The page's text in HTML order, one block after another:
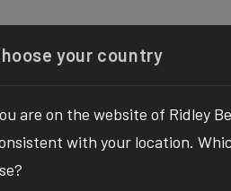
Boutique À propos
le stock
ultime à vos envies de vélo
your country
are on the website of Ridley
with your location.